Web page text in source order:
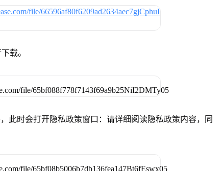
载。
此时会打开隐私政策窗口：请详细阅读隐私政策内容，同